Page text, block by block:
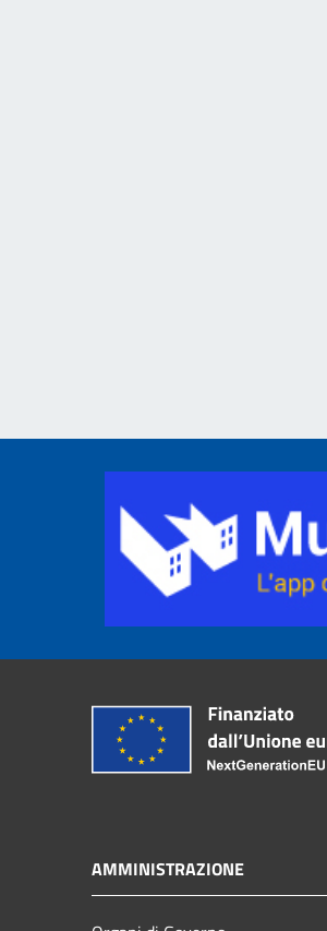
AMMINISTRAZIONE